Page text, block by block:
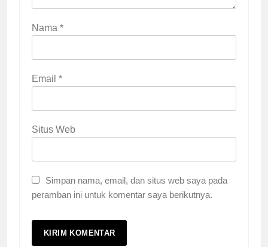
Nama *
Email *
Situs Web
Simpan nama, email, dan situs web saya pada
peramban ini untuk komentar saya berikutnya.